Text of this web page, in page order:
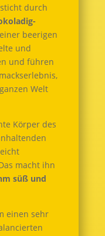
durch
beerigen
und
und führen
Welt
Körper des
macht ihn
süß und
einen sehr